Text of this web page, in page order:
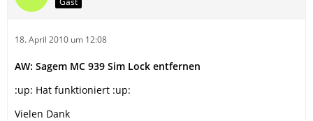
18. April 2010 um 12:08
AW: Sagem MC 939 Sim Lock entfernen
:up: Hat funktioniert :up:
Vielen Dank